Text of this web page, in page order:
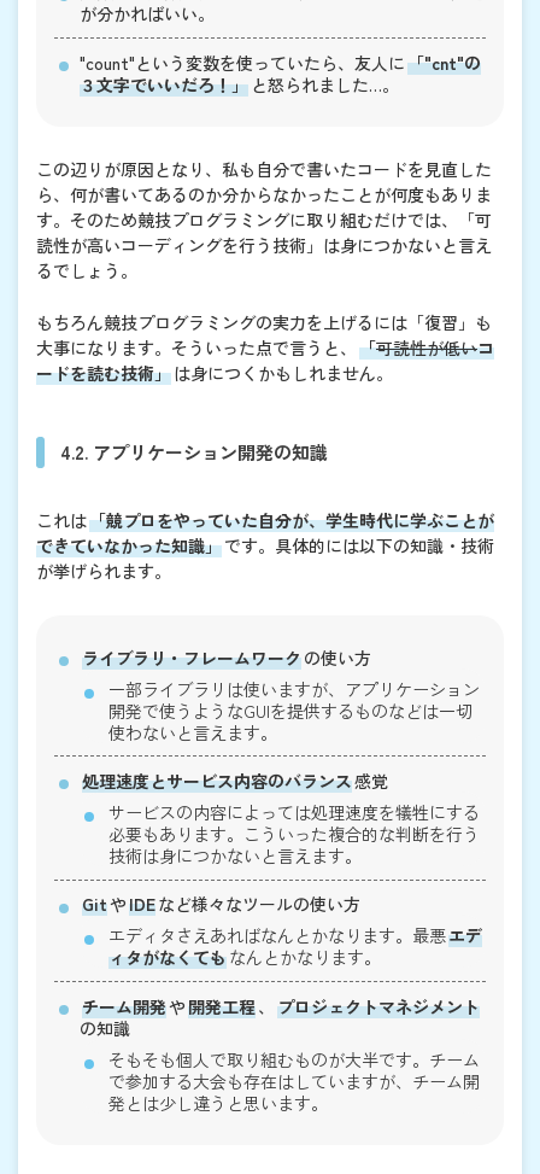
が分かればいい。
"count"という変数を使っていたら、友人に「"cnt"の
３文字でいいだろ！」 と怒られました…。
この辺りが原因となり、私も自分で書いたコードを見直した
ら、何が書いてあるのか分からなかったことが何度もありま
す。そのため競技プログラミングに取り組むだけでは、「可
読性が高いコーディングを行う技術」は身につかないと言え
るでしょう。
もちろん競技プログラミングの実力を上げるには「復習」も
大事になります。そういった点で言うと、 「可読性が低いコ
ードを読む技術」は身につくかもしれません。
4.2. アプリケーション開発の知識
これは「競プロをやっていた自分が、学生時代に学ぶことが
できていなかった知識」です。具体的には以下の知識・技術
が挙げられます。
ライブラリ・フレームワークの使い方
一部ライブラリは使いますが、アプリケーション
開発で使うようなGUIを提供するものなどは一切
使わないと言えます。
処理速度とサービス内容のバランス感覚
サービスの内容によっては処理速度を犠牲にする
必要もあります。こういった複合的な判断を行う
技術は身につかないと言えます。
GitやIDEなど様々なツールの使い方
エディタさえあればなんとかなります。最悪エデ
ィタがなくてもなんとかなります。
チーム開発や開発工程、 プロジェクトマネジメント
の知識
そもそも個人で取り組むものが大半です。チーム
で参加する大会も存在はしていますが、チーム開
発とは少し違うと思います。